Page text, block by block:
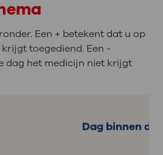
Een + betekent dat u op
toegediend. Een -
dag het medicijn niet krijgt
Dag binnen de